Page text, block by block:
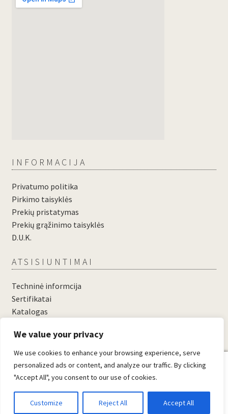
We value your privacy
We use cookies to enhance your browsing experience, serve
personalized ads or content, and analyze our traffic. By clicking
"Accept All", you consent to our use of cookies.
Customize Reject All Accept All
INFORMACIJA
Privatumo politika
Pirkimo taisyklės
Prekių pristatymas
Prekių grąžinimo taisyklės
D.U.K.
ATSISIUNTIMAI
Techninė informcija
Sertifikatai
Katalogas
....
© Domosta.lt 2026
Sukūrė WooCommerce.
0